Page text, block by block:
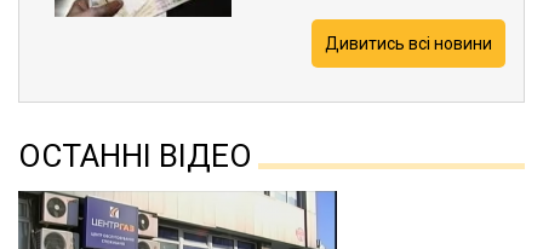
Дивитись всі новини
ОСТАННІ ВІДЕО